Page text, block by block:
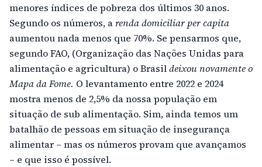
menores índices de pobreza dos últimos 30 anos.
Segundo os números, arenda domiciliar per capita
aumentou nada menos que 70%. Se pensarmos que,
segundo FAO, (Organização das Nações Unidas para
alimentação e agricultura) o Brasildeixou novamente o
Mapa da Fome. O levantamento entre 2022 e 2024
mostra menos de 2,5% da nossa população em
situação de sub alimentação. Sim, ainda temos um
batalhão de pessoas em situação de insegurança
alimentar – mas os números provam que avançamos
– e que isso é possível.